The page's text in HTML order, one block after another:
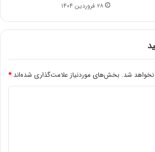
۲۸ فروردین ۱۴۰۴
نخواهد شد. بخش‌های موردنیاز علامت‌گذاری شده‌اند*